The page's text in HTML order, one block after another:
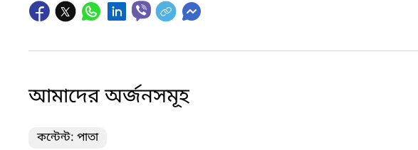
আমাদের অর্জনসমূহ
কন্টেন্ট: পাতা